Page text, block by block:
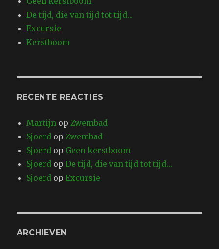
De tijd, die van tijd tot tijd…
Excursie
Kerstboom
RECENTE REACTIES
Martijn opZwembad
Sjoerd opZwembad
Sjoerd op Geen kerstboom
Sjoerd opDe tijd, die van tijd tot tijd…
Sjoerd opExcursie
ARCHIEVEN